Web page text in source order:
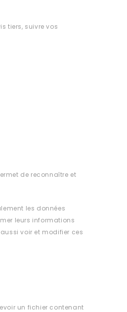
tiers, suivre vos
de reconnaître et
les données
leurs informations
voir et modifier ces
un fichier contenant